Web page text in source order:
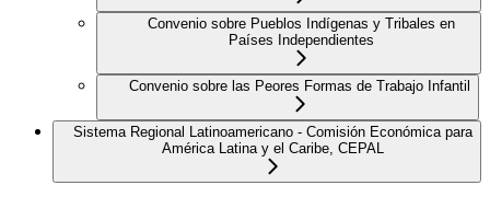
Convenio sobre Pueblos Indígenas y Tribales en
Países Independientes
Convenio sobre las Peores Formas de Trabajo Infantil
Sistema Regional Latinoamericano - Comisión Económica para
América Latina y el Caribe, CEPAL